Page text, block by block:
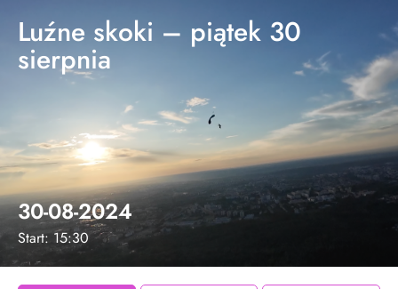
Luźne skoki – piątek 30
sierpnia
30-08-2024
Start: 15:30